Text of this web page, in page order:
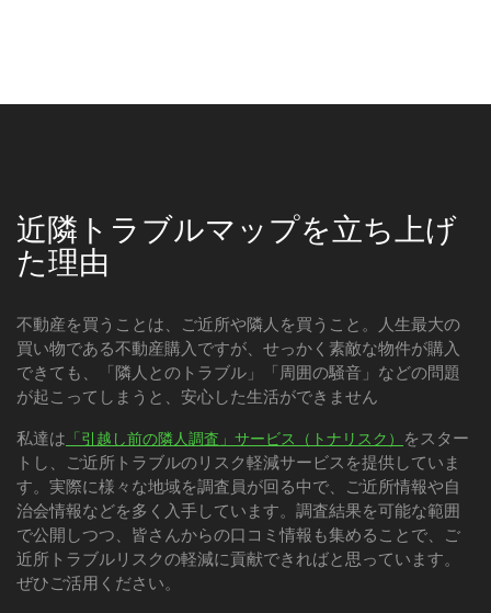
近隣トラブルマップを立ち上げ
た理由
不動産を買うことは、ご近所や隣人を買うこと。人生最大の
買い物である不動産購入ですが、せっかく素敵な物件が購入
できても、「隣人とのトラブル」「周囲の騒音」などの問題
が起こってしまうと、安心した生活ができません
私達は 「引越し前の隣人調査」サービス（トナリスク） をスター
トし、ご近所トラブルのリスク軽減サービスを提供していま
す。実際に様々な地域を調査員が回る中で、ご近所情報や自
治会情報などを多く入手しています。調査結果を可能な範囲
で公開しつつ、皆さんからの口コミ情報も集めることで、ご
近所トラブルリスクの軽減に貢献できればと思っています。
ぜひご活用ください。